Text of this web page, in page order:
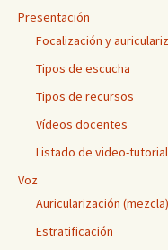
Presentación
Focalización y
Tipos de escucha
Tipos de recursos
Vídeos docentes
Listado de video-
Voz
Auricularización (mezcla)
Estratificación